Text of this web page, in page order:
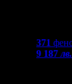
371
9 187лв.